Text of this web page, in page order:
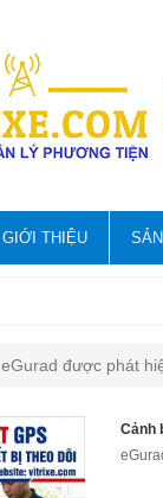
GIỚI THIỆU
eGurad được phát
Cảnh